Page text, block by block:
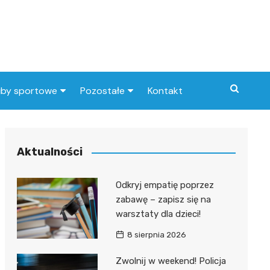
sportowe
piłkarski
Pozostałe Kontakt
Aktualności
Odkryj empatię poprzez
zabawę – zapisz się na
warsztaty dla dzieci!
8 sierpnia 2026
Zwolnij w weekend! Policja